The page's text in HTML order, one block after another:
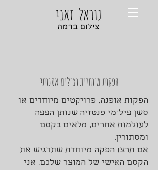
הפקות אופנה, פרויקטים מיוחדים או
סשן צילומי פנטזיה שנותן הצצה
לעולמות אחרים, מלאים בקסם
ומסתורין.
אם תרצו הפקה מיוחדת שתדגיש את
הקסם האישי של המוצר שלכם, אני
הפקות מיוחדות וצילום אמנותי